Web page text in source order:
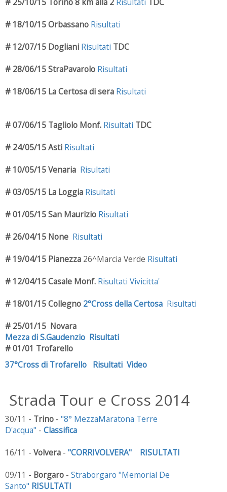
# 18/10/15 Orbassano Risultati
# 12/07/15 Dogliani Risultati TDC
# 28/06/15 StraPavarolo Risultati
# 18/06/15 La Certosa di sera Risultati
# 07/06/15 Tagliolo Monf. Risultati TDC
# 24/05/15 Asti Risultati
# 10/05/15 Venaria Risultati
# 03/05/15 La Loggia Risultati
# 01/05/15 San Maurizio Risultati
# 26/04/15 None Risultati
# 19/04/15 Pianezza 26^Marcia Verde Risultati
# 12/04/15 Casale Monf. Risultati Vivicitta'
# 18/01/15 Collegno 2°Cross della Certosa Risultati
# 25/01/15 Novara
Mezza di S.Gaudenzio Risultati
# 01/01 Trofarello
37°Cross di Trofarello Risultati Video
Strada Tour e Cross 2014
30/11 - Trino - "8° MezzaMaratona Terre
D'acqua" - Classifica
16/11 - Volvera - "CORRIVOLVERA"
RISULTATI
09/11 - Borgaro - Straborgaro "Memorial De
Santo" RISULTATI